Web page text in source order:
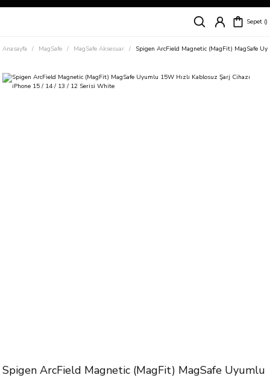
Siparişleriniz
Süper İndirimli Fiyatlar
Sepet
Anasayfa MagSafe MagSafe Aksesuar Spigen ArcField Magnetic (MagFit) MagSafe
Spigen ArcField Magnetic (MagFit) MagSafe Uyumlu